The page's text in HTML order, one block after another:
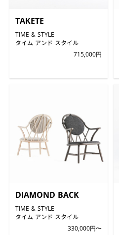
TAKETE
TIME & STYLE
タイム アンド スタイル
715,000円
DIAMOND BACK
TIME & STYLE
タイム アンド スタイル
330,000円〜